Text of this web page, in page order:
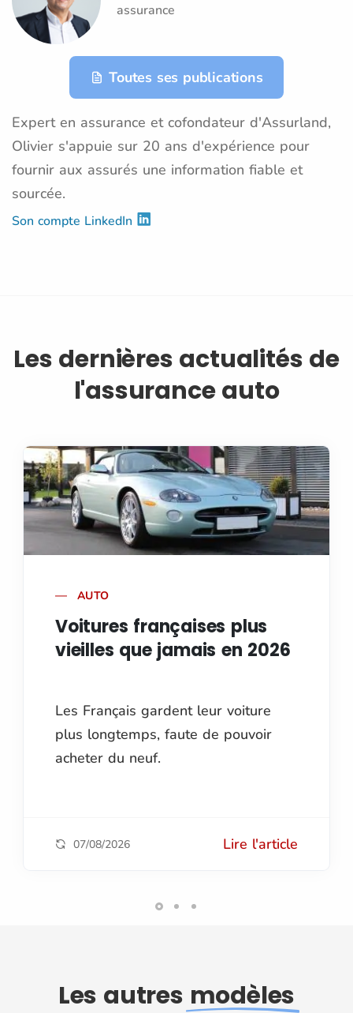
assurance
Toutes ses publications
Expert en assurance et cofondateur d'Assurland,
Olivier s'appuie sur 20 ans d'expérience pour
fournir aux assurés une information fiable et
sourcée.
Son compte LinkedIn
Les dernières actualités de
l'assurance auto
AUTO
Voitures françaises plus
vieilles que jamais en 2026
Les Français gardent leur voiture
plus longtemps, faute de pouvoir
acheter du neuf.
07/08/2026 Lire l'article
Les autres modèles